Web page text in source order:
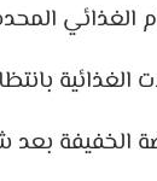
الغذائي
الغذائية
الخفيفة